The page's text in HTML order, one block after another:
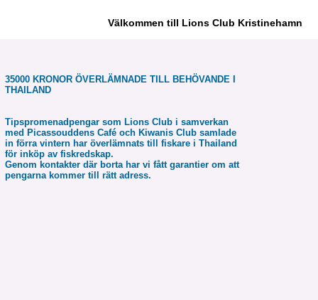
Välkommen till Lions Club Kristinehamn
35000 KRONOR ÖVERLÄMNADE TILL BEHÖVANDE I
THAILAND
Tipspromenadpengar som Lions Club i samverkan
med Picassouddens Café och Kiwanis Club samlade
in förra vintern har överlämnats till fiskare i Thailand
för inköp av fiskredskap.
Genom kontakter där borta har vi fått garantier om att
pengarna kommer till rätt adress.